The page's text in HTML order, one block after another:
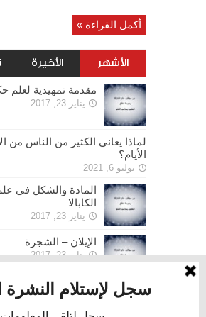
أكمل القراءة »
الأشهر الأخيرة
مقدمة تمهيدية لعلم
يناير 23, 2017
لماذا يعاني الكثير من الناس من
الأيام؟
يوليو 6, 2021
المادة والشكل في
الكابالا
يناير 23, 2017
الإيلان – الشجرة
يناير 23, 2017
الحرية